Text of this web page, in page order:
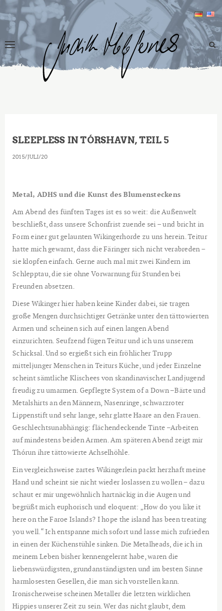
SLEEPLESS IN TÓRSHAVN, TEIL 5
2015 JULI 20
Metal, ADHS und die Kunst des Blumensteckens
Am Abend des fünften Tages ist es so weit: die Außenwelt
beschließt, dass unsere Schonfrist zuende sei – und bricht in
Form einer gut gelaunten Wikingerhorde zu uns herein. Teitur
hatte mich gewarnt, dass die Färinger sich nicht verabreden –
sie klopfen einfach. Gerne auch mal mit zwei Kindern im
Schlepptau, die sie ohne Vorwarnung für Stunden bei
Freunden absetzen.
Diese Wikinger hier haben keine Kinder dabei, sie tragen
große Mengen durchsichtiger Getränke unter den tättowierten
Armen und scheinen sich auf einen langen Abend
einzurichten. Seufzend fügen Teitur und ich uns unserem
Schicksal. Und so ergießt sich ein fröhlicher Trupp
mitteljunger Menschen in Teiturs Küche, und jeder Einzelne
scheint sämtliche Klischees von skandinavischer Landjugend
freudig zu umarmen. Gepflegte System of a Down –Bärte und
Metalshirts an den Männern, Nasenringe, schwarzroter
Lippenstift und sehr lange, sehr glatte Haare an den Frauen.
Geschlechtsunabhängig: flächendeckende Tinte –Arbeiten
auf mindestens beiden Armen. Am späteren Abend zeigt mir
Thórun ihre tättowierte Achselhöhle.
Ein vergleichsweise zartes Wikingerlein packt herzhaft meine
Hand und scheint sie nicht wieder loslassen zu wollen – dazu
schaut er mir ungewöhnlich hartnäckig in die Augen und
begrüßt mich euphorisch und eloquent: „How do you like it
here on the Faroe Islands? I hope the island has been treating
you well.“ Ich entspanne mich sofort und lasse mich zufrieden
in einen der Küchenstühle sinken. Die Metalheads, die ich in
meinem Leben bisher kennengelernt habe, waren die
liebenswürdigsten, grundanständigsten und im besten Sinne
harmlosesten Gesellen, die man sich vorstellen kann.
Ironischerweise scheinen Metaller die letzten wirklichen
Hippies unserer Zeit zu sein. Wer das nicht glaubt, dem